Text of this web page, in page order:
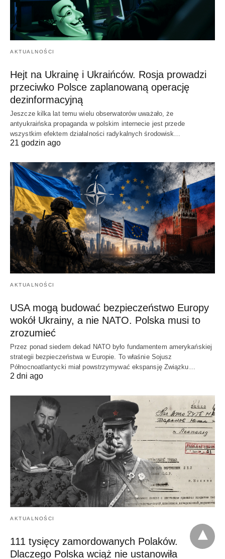
AKTUALNOŚCI
Hejt na Ukrainę i Ukraińców. Rosja prowadzi
przeciwko Polsce zaplanowaną operację
dezinformacyjną
Jeszcze kilka lat temu wielu obserwatorów uważało, że
antyukraińska propaganda w polskim internecie jest przede
wszystkim efektem działalności radykalnych środowisk…
21 godzin ago
AKTUALNOŚCI
USA mogą budować bezpieczeństwo Europy
wokół Ukrainy, a nie NATO. Polska musi to
zrozumieć
Przez ponad siedem dekad NATO było fundamentem amerykańskiej
strategii bezpieczeństwa w Europie. To właśnie Sojusz
Północnoatlantycki miał powstrzymywać ekspansję Związku…
2 dni ago
AKTUALNOŚCI
111 tysięcy zamordowanych Polaków.
Dlaczego Polska wciąż nie ustanowiła